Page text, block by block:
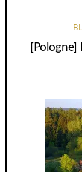
[Pologne]